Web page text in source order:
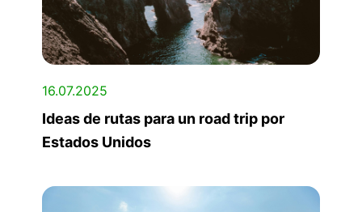
16.07.2025
Ideas de rutas para un road trip por
Estados Unidos